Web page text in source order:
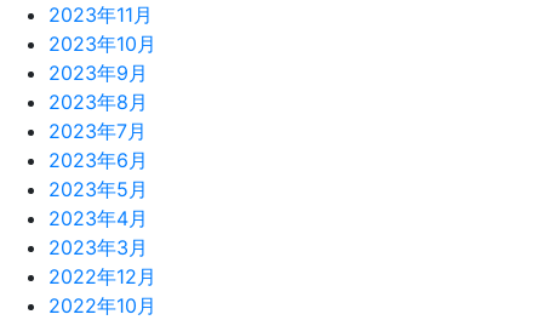
2023年11月
2023年10月
2023年9月
2023年8月
2023年7月
2023年6月
2023年5月
2023年4月
2023年3月
2022年12月
2022年10月